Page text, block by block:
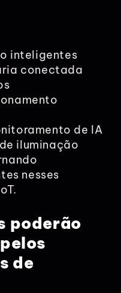
inteligentes
conectada
de IA
iluminação
nesses
poderão
de